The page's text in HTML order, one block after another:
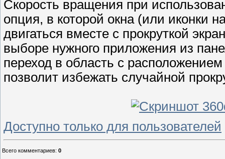
Скорость вращения при
опция, в которой окна (или иконки
двигаться вместе с прокруткой
выборе нужного приложения из
переход в область с
позволит избежать случайной
Доступно только для пользователей
Всего комментариев: 0